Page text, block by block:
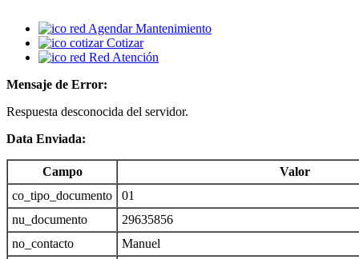
Agendar Mantenimiento
Cotizar
Red Atención
Mensaje de Error:
Respuesta desconocida del servidor.
Data Enviada:
Campo
Valor
co_tipo_documento
01
nu_documento
29635856
no_contacto
Manuel